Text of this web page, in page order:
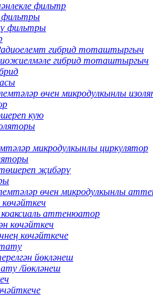
фильтр
фильтры
фильтры
гибрид тоташтыргыч
гибрид тоташтыргыч
өчен микродулкынлы
кую
микродулкынлы циркулятор
җибәрү
өчен микродулкынлы
коаксиаль аттенюатор
көчәйткеч
көчәйткече
йөкләнеш
/йөкләнеш